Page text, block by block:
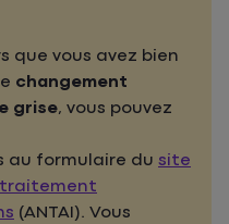
que vous avez bien
changement
grise, vous pouvez
au formulaire du site
traitement
(ANTAI). Vous